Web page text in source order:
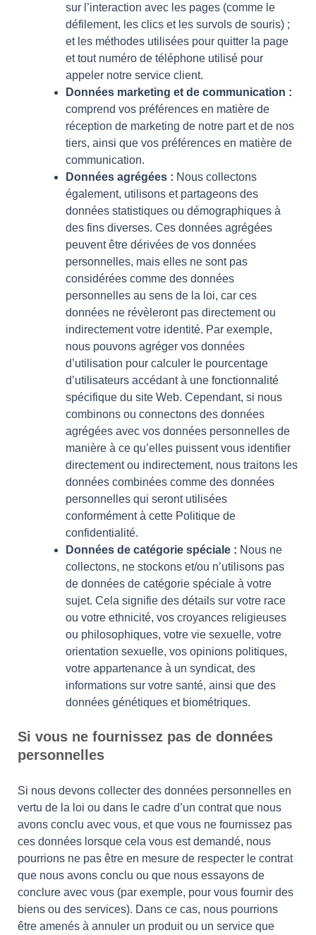
sur l’interaction avec les pages (comme le
défilement, les clics et les survols de souris) ;
et les méthodes utilisées pour quitter la page
et tout numéro de téléphone utilisé pour
appeler notre service client.
Données marketing et de communication :
comprend vos préférences en matière de
réception de marketing de notre part et de nos
tiers, ainsi que vos préférences en matière de
communication.
Données agrégées : Nous collectons
également, utilisons et partageons des
données statistiques ou démographiques à
des fins diverses. Ces données agrégées
peuvent être dérivées de vos données
personnelles, mais elles ne sont pas
considérées comme des données
personnelles au sens de la loi, car ces
données ne révèleront pas directement ou
indirectement votre identité. Par exemple,
nous pouvons agréger vos données
d’utilisation pour calculer le pourcentage
d’utilisateurs accédant à une fonctionnalité
spécifique du site Web. Cependant, si nous
combinons ou connectons des données
agrégées avec vos données personnelles de
manière à ce qu’elles puissent vous identifier
directement ou indirectement, nous traitons les
données combinées comme des données
personnelles qui seront utilisées
conformément à cette Politique de
confidentialité.
Données de catégorie spéciale : Nous ne
collectons, ne stockons et/ou n’utilisons pas
de données de catégorie spéciale à votre
sujet. Cela signifie des détails sur votre race
ou votre ethnicité, vos croyances religieuses
ou philosophiques, votre vie sexuelle, votre
orientation sexuelle, vos opinions politiques,
votre appartenance à un syndicat, des
informations sur votre santé, ainsi que des
données génétiques et biométriques.
Si vous ne fournissez pas de données
personnelles
Si nous devons collecter des données personnelles en
vertu de la loi ou dans le cadre d’un contrat que nous
avons conclu avec vous, et que vous ne fournissez pas
ces données lorsque cela vous est demandé, nous
pourrions ne pas être en mesure de respecter le contrat
que nous avons conclu ou que nous essayons de
conclure avec vous (par exemple, pour vous fournir des
biens ou des services). Dans ce cas, nous pourrions
être amenés à annuler un produit ou un service que